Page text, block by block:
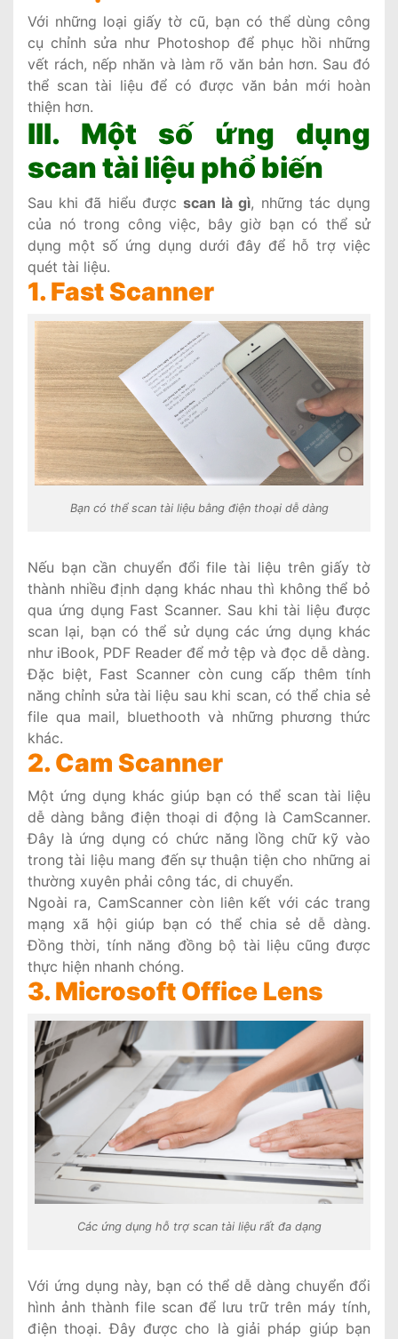
Với những loại giấy tờ cũ, bạn có thể dùng công
cụ chỉnh sửa như Photoshop để phục hồi những
vết rách, nếp nhăn và làm rõ văn bản hơn. Sau đó
thể scan tài liệu để có được văn bản mới hoàn
thiện hơn.
III. Một số ứng dụng
scan tài liệu phổ biến
Sau khi đã hiểu được scan là gì, những tác dụng
của nó trong công việc, bây giờ bạn có thể sử
dụng một số ứng dụng dưới đây để hỗ trợ việc
quét tài liệu.
1. Fast Scanner
Bạn có thể scan tài liệu bằng điện thoại dễ dàng
Nếu bạn cần chuyển đổi file tài liệu trên giấy tờ
thành nhiều định dạng khác nhau thì không thể bỏ
qua ứng dụng Fast Scanner. Sau khi tài liệu được
scan lại, bạn có thể sử dụng các ứng dụng khác
như iBook, PDF Reader để mở tệp và đọc dễ dàng.
Đặc biệt, Fast Scanner còn cung cấp thêm tính
năng chỉnh sửa tài liệu sau khi scan, có thể chia sẻ
file qua mail, bluethooth và những phương thức
khác.
2. Cam Scanner
Một ứng dụng khác giúp bạn có thể scan tài liệu
dễ dàng bằng điện thoại di động là CamScanner.
Đây là ứng dụng có chức năng lồng chữ kỹ vào
trong tài liệu mang đến sự thuận tiện cho những ai
thường xuyên phải công tác, di chuyển.
Ngoài ra, CamScanner còn liên kết với các trang
mạng xã hội giúp bạn có thể chia sẻ dễ dàng.
Đồng thời, tính năng đồng bộ tài liệu cũng được
thực hiện nhanh chóng.
3. Microsoft Office Lens
Các ứng dụng hỗ trợ scan tài liệu rất đa dạng
Với ứng dụng này, bạn có thể dễ dàng chuyển đổi
hình ảnh thành file scan để lưu trữ trên máy tính,
điện thoại. Đây được cho là giải pháp giúp bạn